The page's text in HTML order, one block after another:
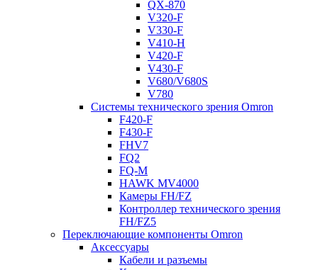
QX-870
V320-F
V330-F
V410-H
V420-F
V430-F
V680/V680S
V780
Системы технического зрения Omron
F420-F
F430-F
FHV7
FQ2
FQ-M
HAWK MV4000
Камеры FH/FZ
Контроллер технического зрения
FH/FZ5
Переключающие компоненты Omron
Аксессуары
Кабели и разъемы